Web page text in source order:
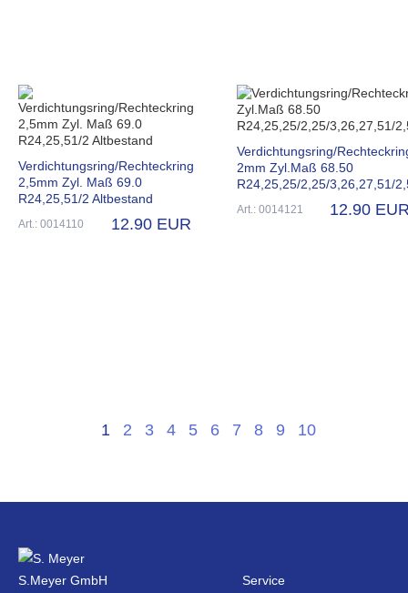
Verdichtungsring/Rechteckring
2,5mm Zyl. Maß 69.0
R24,25,51/2 Altbestand
Art.: 0014110 12.90 EUR
Verdichtungsring/
2mm Zyl.Maß 68.50
R24,25,25/2,25/3,26,27,51/
Art.: 0014121 12.90
1 2 3 4 5 6 7 8 9 10
S.Meyer GmbH
Service